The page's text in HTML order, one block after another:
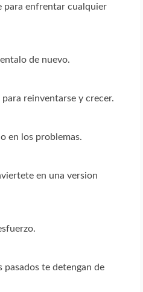
para enfrentar cualquier
de nuevo.
reinventarse y crecer.
en los problemas.
en una version
pasados te detengan de